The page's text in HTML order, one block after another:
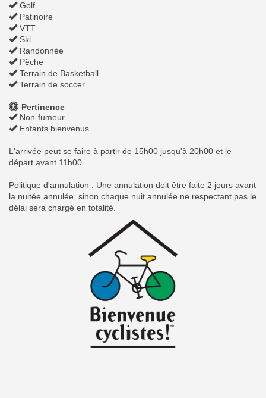
Golf
Patinoire
VTT
Ski
Randonnée
Pêche
Terrain de Basketball
Terrain de soccer
Pertinence
Non-fumeur
Enfants bienvenus
L'arrivée peut se faire à partir de 15h00 jusqu'à 20h00 et le
départ avant 11h00.
Politique d'annulation : Une annulation doit être faite 2 jours avant
la nuitée annulée, sinon chaque nuit annulée ne respectant pas le
délai sera chargé en totalité.